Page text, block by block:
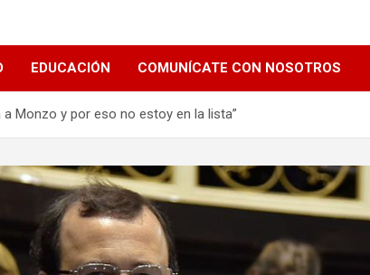
EDUCACIÓN COMUNÍCATE CON NOSOTROS
Monzo y por eso no estoy en la lista”